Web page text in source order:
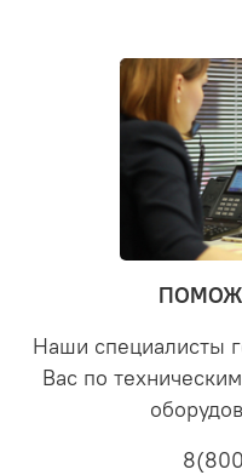
Наши специалисты
Вас по